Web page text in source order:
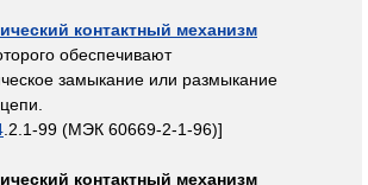
контактный механизм
обеспечивают
замыкание или размыкание
.2.1-99 (МЭК 60669-2-1-96)]
контактный механизм